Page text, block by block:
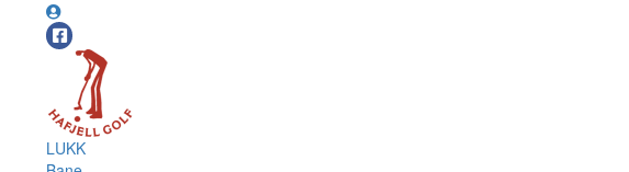
LUKK